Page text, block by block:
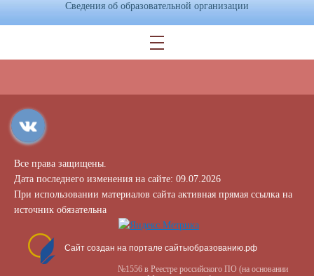
Сведения об образовательной организации
Все права защищены.
Дата последнего изменения на сайте: 09.07.2026
При использовании материалов сайта активная прямая ссылка на
источник обязательна
Сайт создан на портале сайтыобразованию.рф
№1556 в Реестре российского ПО (на основании